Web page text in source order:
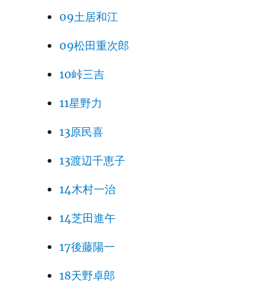
09土居和江
09松田重次郎
10峠三吉
11星野力
13原民喜
13渡辺千恵子
14木村一治
14芝田進午
17後藤陽一
18天野卓郎